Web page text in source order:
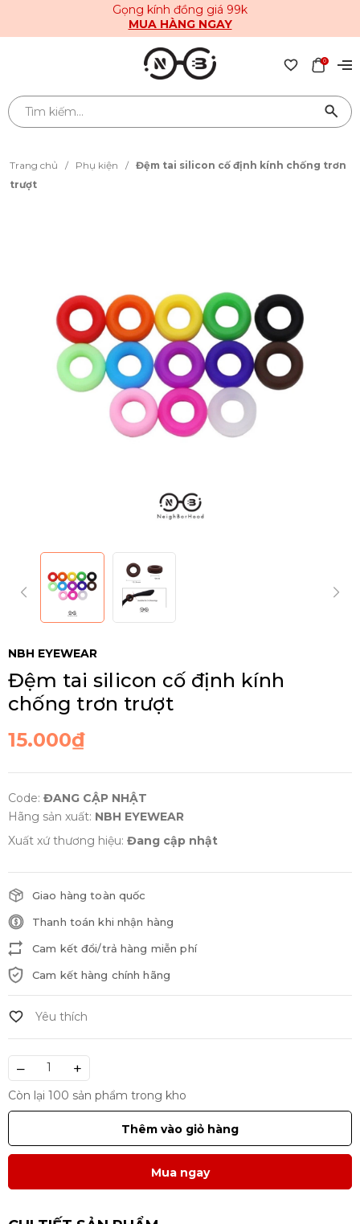
Gọng kính đồng giá 99k
MUA HÀNG NGAY
0
Trang chủ / Phụ kiện / Đệm tai silicon cố định kính chống trơn
trượt
NBH EYEWEAR
Đệm tai silicon cố định kính
chống trơn trượt
15.000₫
Code: ĐANG CẬP NHẬT
Hãng sản xuất: NBH EYEWEAR
Xuất xứ thương hiệu: Đang cập nhật
Giao hàng toàn quốc
Thanh toán khi nhận hàng
Cam kết đổi/trả hàng miễn phí
Cam kết hàng chính hãng
– +
Còn lại 100 sản phẩm trong kho
Thêm vào giỏ hàng
Mua ngay